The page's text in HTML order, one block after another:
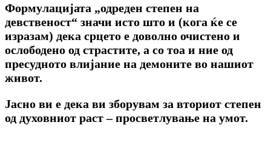
Формулацијата „одреден степен на
девственост“ значи исто што и (кога ќе се
изразам) дека срцето е доволно очистено и
ослободено од страстите, а со тоа и ние од
пресудното влијание на демоните во нашиот
живот.
Јасно ви е дека ви зборувам за вториот степен
од духовниот раст – просветлување на умот.